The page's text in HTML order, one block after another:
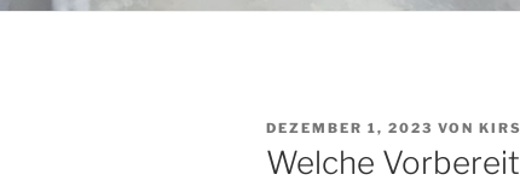
VERÖFFENTLICHT
AM
DEZEMBER 1, 2023 VON
Welche